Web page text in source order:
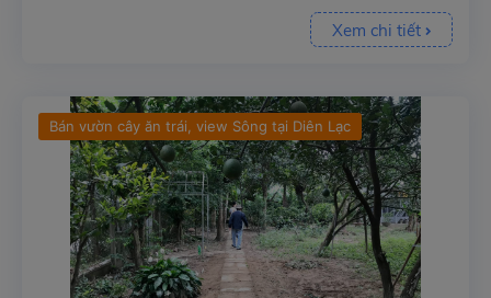
Xem chi tiết
Bán vườn cây ăn trái, view Sông tại Diên Lạc